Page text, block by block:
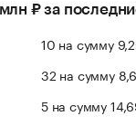
₽ за
10 на сумму
32 на сумму
5 на сумму